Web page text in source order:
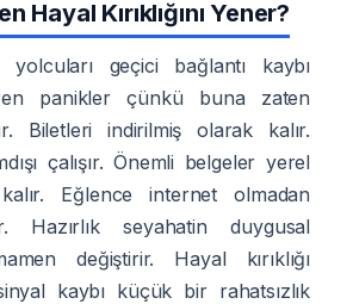
Hayal Kırıklığını Yener?
yolcuları geçici bağlantı kaybı
panikler çünkü buna zaten
Biletleri indirilmiş olarak kalır.
çalışır. Önemli belgeler yerel
Eğlence internet olmadan
Hazırlık seyahatin duygusal
değiştirir. Hayal kırıklığı
kaybı küçük bir rahatsızlık